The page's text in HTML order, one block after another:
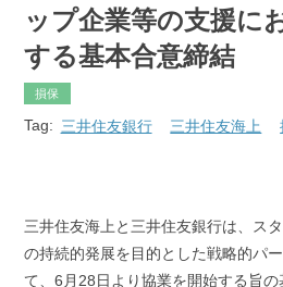
ップ企業等の支援に
する基本合意締結
損保
Tag: 三井住友銀行 三井住友海上
三井住友海上と三井住友銀行は、ス
の持続的発展を目的とした戦略的パ
て、6月28日より協業を開始する旨の